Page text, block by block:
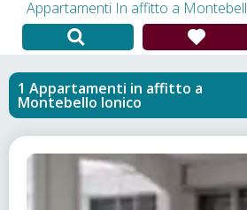
Appartamenti In affitto a
Appartamenti in affitto a
Montebello Ionico